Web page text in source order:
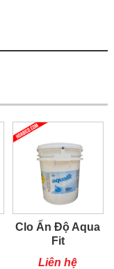
Clo Ấn Độ Aqua
Fit
Liên hệ